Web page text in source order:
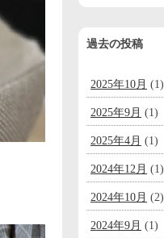
過去の投稿
2025年10月 (1)
2025年9月 (1)
2025年4月 (1)
2024年12月 (1)
2024年10月 (2)
2024年9月 (1)